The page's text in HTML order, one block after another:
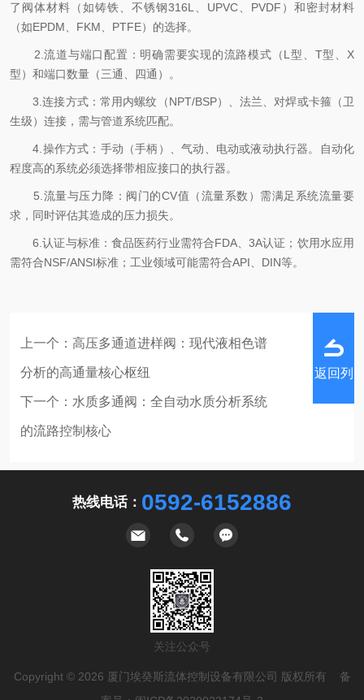
了阀体材料（如铸铁、不锈钢316L、UPVC、PVDF）和密封材料
（如EPDM、FKM、PTFE）的选择。
2.流道与端口配置：明确需要实现的流路模式（L型、T型、X
型）和端口数量（三通、四通）。
3.连接方式：常用内螺纹（NPT/BSP）、法兰、对焊或卡箍（卫
生级）连接，需与管道系统匹配。
4.操作方式：手动（手柄）、气动、电动或液动执行器。自动化
程度高的系统必须选择带相应接口的执行器。
5.流量与压力降：阀门的CV值（流量系数）需满足系统流量要
求，同时评估其造成的压力损失。
6.认证与标准：食品医药行业需符合FDA、3A认证；饮用水应用
需符合NSF/ANSI标准；工业领域可能需符合API、DIN等。
上一个： 高压多通道进样阀：现代液相色谱
分析的高通量核心枢纽
下一个： 水质多通阀：全自动水质分析系统
的流路控制核心
返回列
热线电话： 0592-6152886
关注公众号
Copyright © 2026 厦门埃癸斯流体控制设备有限公司 版权所有 备